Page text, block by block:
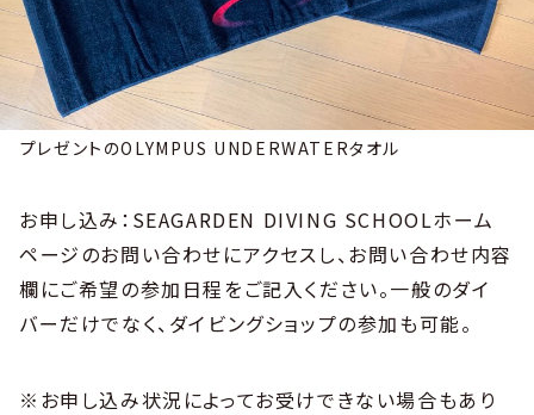
プレゼントのOLYMPUS UNDERWATERタオル
お申し込み：SEAGARDEN DIVING SCHOOLホーム
ページのお問い合わせにアクセスし、お問い合わせ内容
欄にご希望の参加日程をご記入ください。一般のダイ
バーだけでなく、ダイビングショップの参加も可能。
※お申し込み状況によってお受けできない場合もあり